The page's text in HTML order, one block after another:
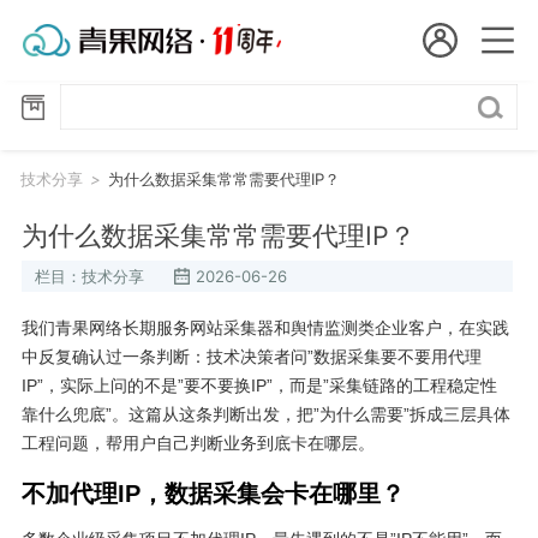
国
代
理
短效代理
隧道代理
独享代理
会员名：
订单管理
进入控制台
退出
技术分享 > 为什么数据采集常常需要代理IP？
为什么数据采集常常需要代理IP？
栏目：技术分享 2026-06-26
我们青果网络长期服务网站采集器和舆情监测类企业客户，在实践
中反复确认过一条判断：技术决策者问”数据采集要不要用代理
IP”，实际上问的不是”要不要换IP”，而是”采集链路的工程稳定性
靠什么兜底”。这篇从这条判断出发，把”为什么需要”拆成三层具体
工程问题，帮用户自己判断业务到底卡在哪层。
不加代理IP，数据采集会卡在哪里？
技
术
享